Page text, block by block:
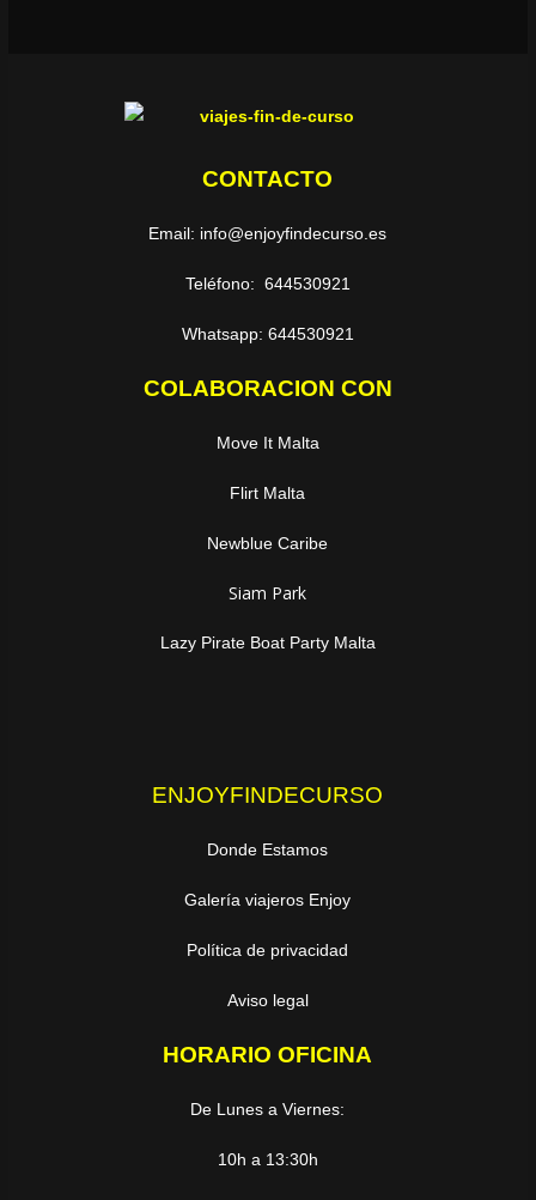
CONTACTO
Email: info@enjoyfindecurso.es
Teléfono: 644530921
Whatsapp: 644530921
COLABORACION CON
Move It Malta
Flirt Malta
Newblue Caribe
Siam Park
Lazy Pirate Boat Party Malta
ENJOYFINDECURSO
Donde Estamos
Galería viajeros Enjoy
Política de privacidad
Aviso legal
HORARIO OFICINA
De Lunes a Viernes:
10h a 13:30h